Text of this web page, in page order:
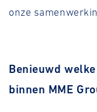
onze
Benieuwd
binnen MME